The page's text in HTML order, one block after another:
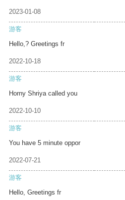
2023-01-08
游客
Hello,? Greetings fr
2022-10-18
游客
Horny Shriya called you
2022-10-10
游客
You have 5 minute oppor
2022-07-21
游客
Hello, Greetings fr